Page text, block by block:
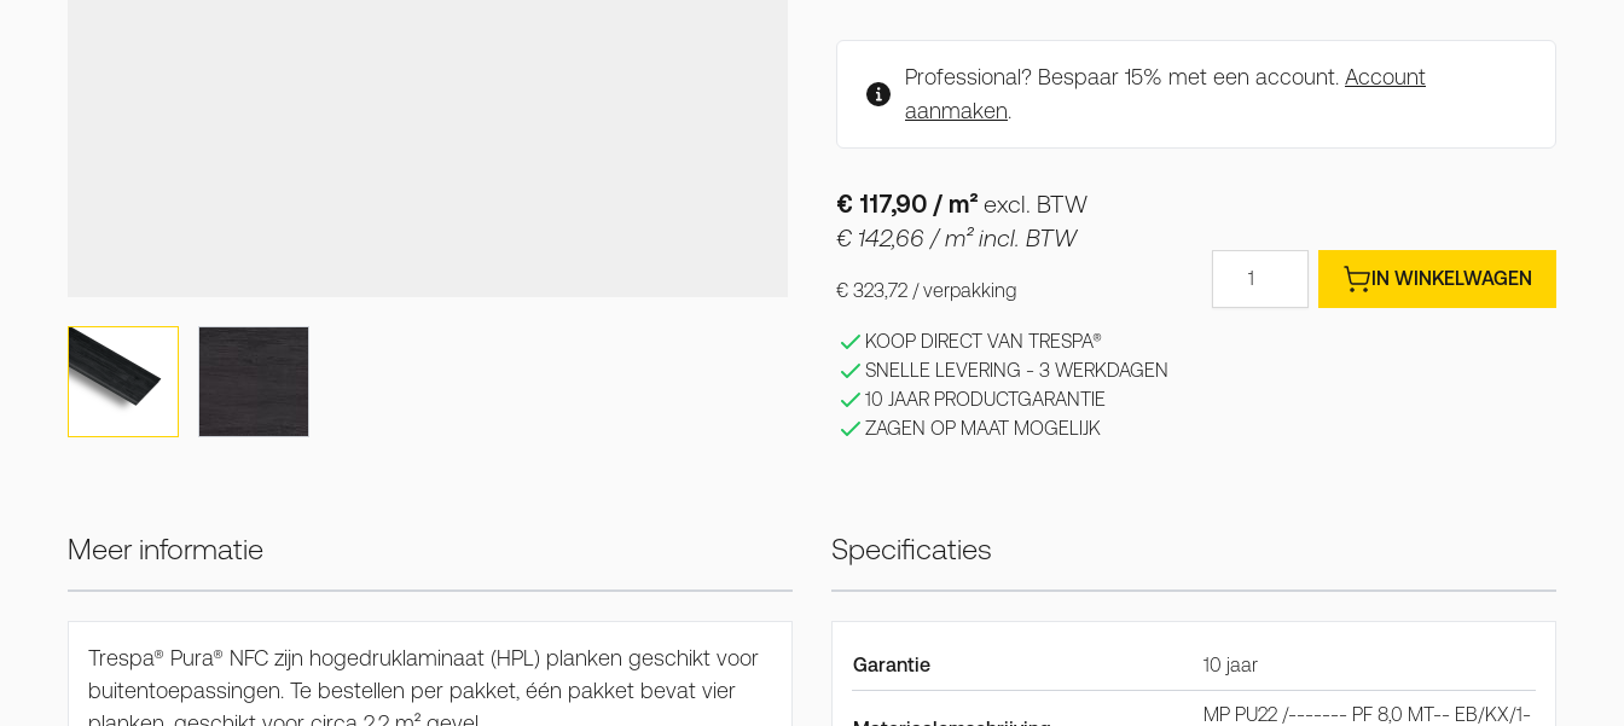
View larger image
Professional? Bespaar 15% met een account. Account
aanmaken.
€ 117,90 / m² excl. BTW
€ 142,66 / m² incl. BTW
€ 323,72 / verpakking
IN WINKELWAGEN
KOOP DIRECT VAN TRESPA®
SNELLE LEVERING - 3 WERKDAGEN
10 JAAR PRODUCTGARANTIE
ZAGEN OP MAAT MOGELIJK
Meer informatie
Trespa® Pura® NFC zijn hogedruklaminaat (HPL) planken geschikt voor
buitentoepassingen. Te bestellen per pakket, één pakket bevat vier
Specificaties
Garantie 10 jaar
MP PU22 /------- PF 8,0 MT-- EB/KX/1-